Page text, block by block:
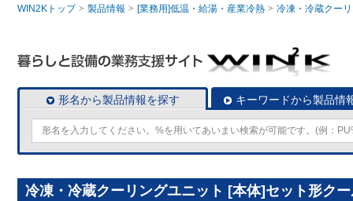
WIN2Kトップ 製品情報 [業務用]低温・給湯・産業冷熱 冷凍・冷蔵クー
形名から製品情報を探す キーワードから製品情
冷凍・冷蔵クーリングユニット [本体]セット形ク